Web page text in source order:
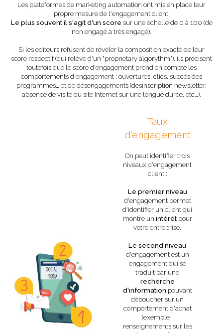
Les plateformes de marketing automation ont mis en place leur
propre mesure de l'engagement client.
Le plus souvent il s'agit d'un score sur une échelle de 0 à 100 (de
non engagé à très engagé).
Si les éditeurs refusent de révéler la composition exacte de leur
score respectif (qui relève d'un "proprietary algorythm"), ils précisent
toutefois que le score d'engagement prend en compte les
comportements d'engagement : ouvertures, clics, succès des
programmes… et de désengagements (désinscription newsletter,
absence de visite du site Internet sur une longue durée, etc…).
Taux
d'engagement
On peut identifier trois
niveaux d'engagement
client :
Le premier niveau
d'engagement permet
d'identifier un client qui
montre un intérêtpour
votre entreprise.
Le second niveau
d'engagement est un
engagement qui se
traduit par une
recherche
d'information pouvant
déboucher sur un
comportement d'achat
(exemple :
renseignements sur les